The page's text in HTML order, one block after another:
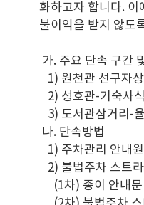
화하고자 합니다. 이
불이익을 받지 않도
가. 주요 단속 구간
1) 원천관 선구자
2) 성호관-기숙사
3) 도서관삼거리-
나. 단속방법
1) 주차관리 안내
2) 불법주차 스트
(1차) 종이 안내문